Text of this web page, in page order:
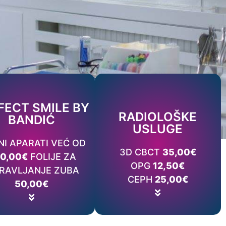
SMILE BY
BANDIĆ
APARATI VEĆ OD
FOLIJE ZA
ZUBA
50,00€
ISPRAVLJAJU ZUBE?
SE SVE NEPRAVILNOSTI
LIJECITI ORTODONSKIM
FOLIJAMA
VREMENOM ZUBI MOGU
SAMI ISPRAVITI?
LI ĆE ZUBI OSTATI U
NAKON TERAPIJE?
Pročitaj više
RADIOLOŠKE
USLUGE
3D CBCT 35,00€
OPG12,50€
CEPH 25,00€
ŠTA JE 3D CBCT?
ŠTA JE OPG?
ŠTA JE CEPH?
Pročitaj više